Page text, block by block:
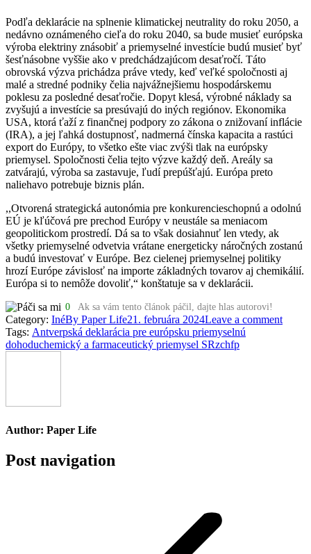
Podľa deklarácie na splnenie klimatickej neutrality do roku 2050, a
nedávno oznámeného cieľa do roku 2040, sa bude musieť európska
výroba elektriny znásobiť a priemyselné investície budú musieť byť
šesťnásobne vyššie ako v predchádzajúcom desaťročí. Táto
obrovská výzva prichádza práve vtedy, keď veľké spoločnosti aj
malé a stredné podniky čelia najvážnejšiemu hospodárskemu
poklesu za posledné desaťročie. Dopyt klesá, výrobné náklady sa
zvyšujú a investície sa presúvajú do iných regiónov. Ekonomika
USA, ktorá ťaží z finančnej podpory zo zákona o znižovaní inflácie
(IRA), a jej ľahká dostupnosť, nadmerná čínska kapacita a rastúci
export do Európy, to všetko ešte viac zvýši tlak na európsky
priemysel. Spoločnosti čelia tejto výzve každý deň. Areály sa
zatvárajú, výroba sa zastavuje, ľudí prepúšťajú. Európa preto
naliehavo potrebuje biznis plán.
,,Otvorená strategická autonómia pre konkurencieschopnú a odolnú
EÚ je kľúčová pre prechod Európy v neustále sa meniacom
geopolitickom prostredí. Dá sa to však dosiahnuť len vtedy, ak
všetky priemyselné odvetvia vrátane energeticky náročných zostanú
a budú investovať v Európe. Bez cielenej priemyselnej politiky
hrozí Európe závislosť na importe základných tovarov aj chemikálií.
Európa si to nemôže dovoliť,“ konštatuje sa v deklarácii.
0 Ak sa vám tento článok páčil, dajte hlas autorovi!
Category: InéBy Paper Life21. februára 2024Leave a comment
Tags: Antverpská deklarácia pre európsku priemyselnú
dohoduchemický a farmaceutický priemysel SRzchfp
Author: Paper Life
Post navigation